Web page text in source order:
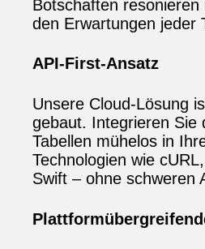
Botschaften resonieren
den Erwartungen jeder
API‑First‑Ansatz
Unsere Cloud‑Lösung
gebaut. Integrieren Sie
Tabellen mühelos in
Technologien wie
Swift – ohne schweren